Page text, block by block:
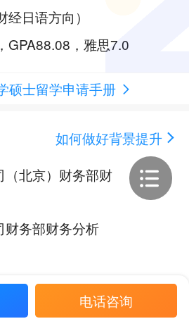
经日语方向）
GPA88.08，雅思7.0
硕士留学申请手册
如何做好背景提升
（北京）财务部财
财务部财务分析
全国市场分析大
电话咨询